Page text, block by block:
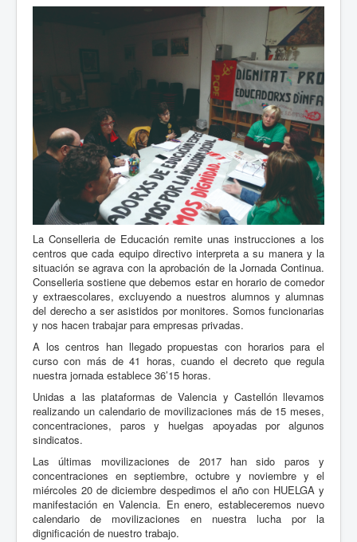
La Conselleria de Educación remite unas instrucciones a los
centros que cada equipo directivo interpreta a su manera y la
situación se agrava con la aprobación de la Jornada Continua.
Conselleria sostiene que debemos estar en horario de comedor
y extraescolares, excluyendo a nuestros alumnos y alumnas
del derecho a ser asistidos por monitores. Somos funcionarias
y nos hacen trabajar para empresas privadas.
A los centros han llegado propuestas con horarios para el
curso con más de 41 horas, cuando el decreto que regula
nuestra jornada establece 36’15 horas.
Unidas a las plataformas de Valencia y Castellón llevamos
realizando un calendario de movilizaciones más de 15 meses,
concentraciones, paros y huelgas apoyadas por algunos
sindicatos.
Las últimas movilizaciones de 2017 han sido paros y
concentraciones en septiembre, octubre y noviembre y el
miércoles 20 de diciembre despedimos el año con HUELGA y
manifestación en Valencia. En enero, estableceremos nuevo
calendario de movilizaciones en nuestra lucha por la
dignificación de nuestro trabajo.